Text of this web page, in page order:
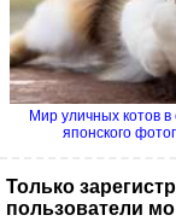
Мир уличных котов в
японского
Только
пользователи